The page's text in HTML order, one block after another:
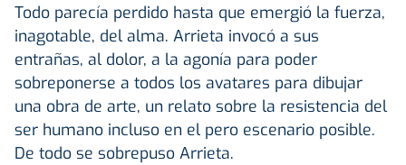
Todo parecía perdido hasta que emergió la fuerza,
inagotable, del alma. Arrieta invocó a sus
entrañas, al dolor, a la agonía para poder
sobreponerse a todos los avatares para dibujar
una obra de arte, un relato sobre la resistencia del
ser humano incluso en el pero escenario posible.
De todo se sobrepuso Arrieta.